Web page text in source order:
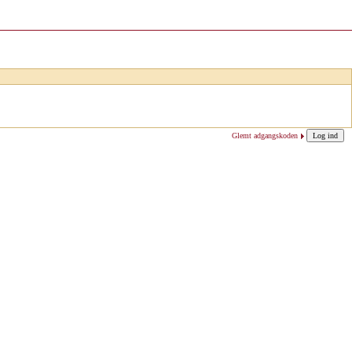
Glemt adgangskoden